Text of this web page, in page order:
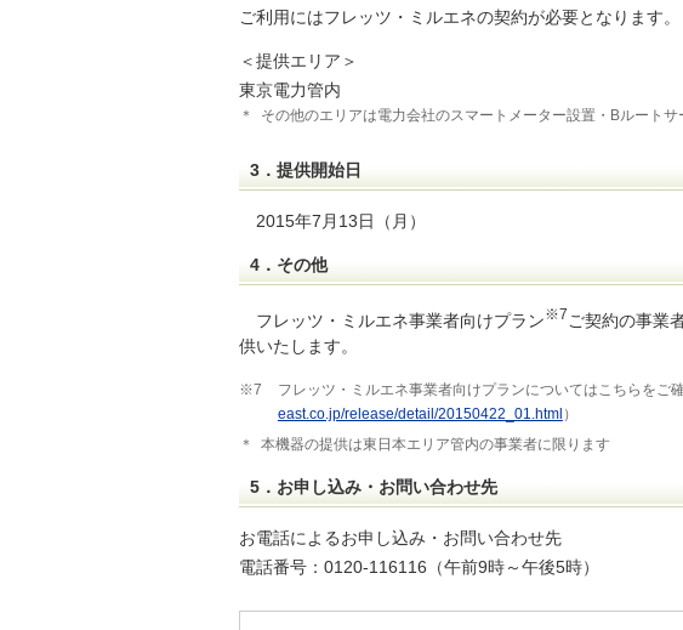
ご利用にはフレッツ・ミルエネの契約が必要となります。
＜提供エリア＞
東京電力管内
＊ その他のエリアは電力会社のスマートメーター設置・Bルート
3．提供開始日
2015年7月13日（月）
4．その他
フレッツ・ミルエネ事業者向けプラン※7 ご契約の事業
供いたします。
※7 フレッツ・ミルエネ事業者向けプランについてはこちらをご
east.co.jp/release/detail/20150422_01.html ）
＊
本機器の提供は東日本エリア管内の事業者に限ります
5．お申し込み・お問い合わせ先
お電話によるお申し込み・お問い合わせ先
電話番号：0120-116116（午前9時～午後5時）